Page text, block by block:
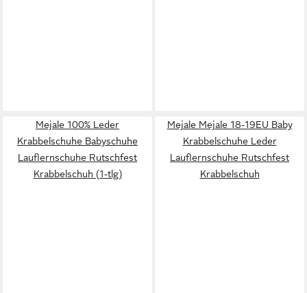
Mejale 100% Leder
Krabbelschuhe Babyschuhe
Lauflernschuhe Rutschfest
Krabbelschuh (1-tlg)
Mejale Mejale 18-19EU Baby
Krabbelschuhe Leder
Lauflernschuhe Rutschfest
Krabbelschuh